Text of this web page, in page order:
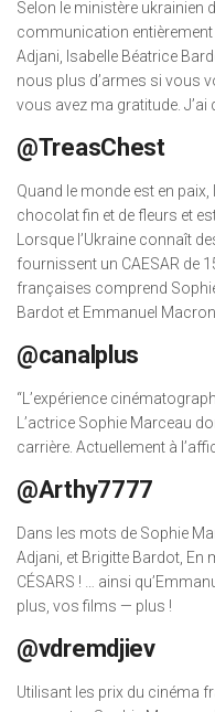
Selon le ministère ukrainien
communication entièrement
Adjani, Isabelle Béatrice
nous plus d’armes si vous
vous avez ma gratitude. J’ai
@TreasChest
Quand le monde est en
chocolat fin et de fleurs et
Lorsque l’Ukraine connaît
fournissent un CAESAR de
françaises comprend
Bardot et Emmanuel
@canalplus
“L’expérience
L’actrice Sophie Marceau
carrière. Actuellement à
@Arthy7777
Dans les mots de Sophie
Adjani, et Brigitte Bardot, En
CÉSARS ! … ainsi
plus, vos films — plus !
@vdremdjiev
Utilisant les prix du cinéma